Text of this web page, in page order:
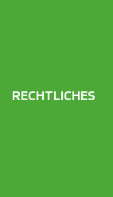
RECHTLICHES